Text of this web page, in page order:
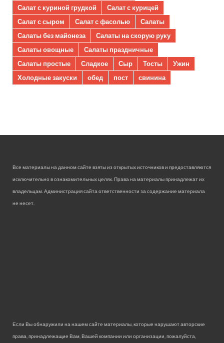
Салат с куриной грудкой
Салат с курицей
Салат с сыром
Салат с фасолью
Салаты
Салаты без майонеза
Салаты на скорую руку
Салаты овощные
Салаты праздничные
Салаты простые
Сладкое Сыр Тосты
Ужин
Холодные закуски
обед пост свинина
Все материалы на данном сайте взяты из открытых источников и предоставляются
исключительно в ознакомительных целях. Права на материалы принадлежат их
владельцам. Администрация сайта ответственности за содержание материала
не несет.
Если Вы обнаружили на нашем сайте материалы, которые нарушают авторские
права, принадлежащие Вам, Вашей компании или организации, пожалуйста,